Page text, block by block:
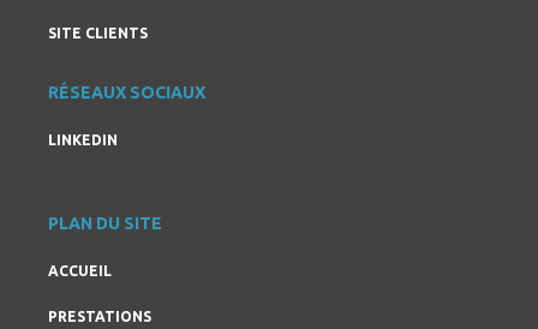
SITE CLIENTS
RÉSEAUX SOCIAUX
LINKEDIN
PLAN DU SITE
ACCUEIL
PRESTATIONS